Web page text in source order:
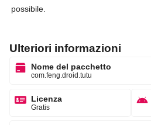
possibile.
Ulteriori informazioni
Nome del pacchetto
com.feng.droid.tutu
Licenza
Gratis